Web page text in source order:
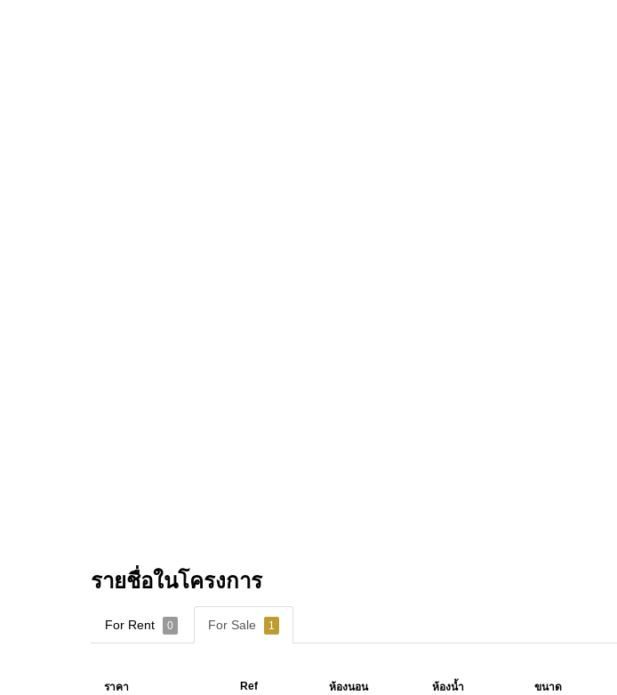
รายชื่อในโครงการ
For Rent 0 For Sale 1
ราคา Ref ห้องนอน ห้องน้ำ ขนาด